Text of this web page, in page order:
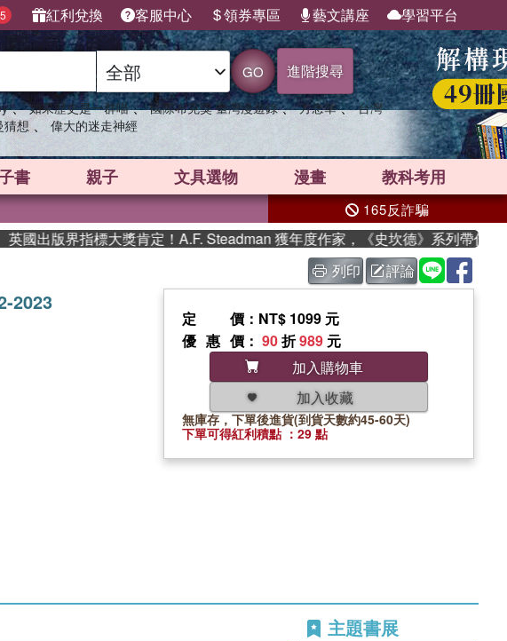
5 紅利兌換 客服中心 領券專區 藝文講座 學習平台
GO 進階搜尋
、 如果歷史是一群喵 、 國際布克獎 臺灣漫遊錄 、 方念華 、 台灣
猜想 、 偉大的迷走神經
書 親子 文具選物 漫畫 教科考用
165反詐騙
出版界指標大獎肯定！A.F. Steadman 獲年度作家，《史坎德》系列帶你踏上熱
列印 評論
2023
定價 ：NT$ 1099 元
優惠價 ： 90折989 元
加入購物車
加入收藏
無庫存，下單後進貨(到貨天數約45-60天)
下單可得紅利積點 ：29 點
主題書展